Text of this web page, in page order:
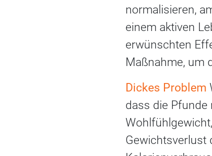
normalisieren,
einem aktiven
erwünschten
Maßnahme, um
Dickes Problem
dass die
Gewichtsverlust